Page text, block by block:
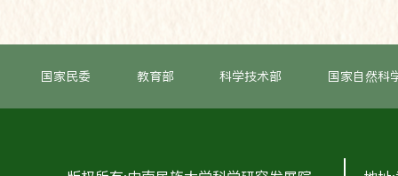
国家民委 教育部 科学技术部 国家自然科